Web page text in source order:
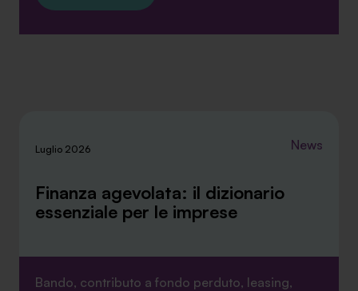
Luglio 2026 News
Finanza agevolata: il dizionario
essenziale per le imprese
Bando, contributo a fondo perduto, leasing,